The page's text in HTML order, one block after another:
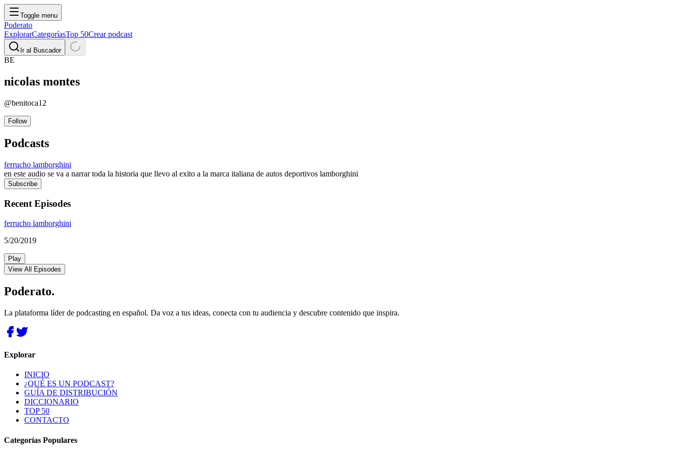
Toggle menu
Poderato
ExplorarCategoríasTop 50Crear podcast
Ir al Buscador
BE
nicolas montes
@benitoca12
Follow
Podcasts
ferrucho lamborghini
en este audio se va a narrar toda la historia que llevo al exito a la marca italiana de autos deportivos lamborghini
Subscribe
Recent Episodes
ferrucho lamborghini
5/20/2019
Play
View All Episodes
Poderato.
La plataforma líder de podcasting en español. Da voz a tus ideas, conecta con tu audiencia y descubre contenido que inspira.
Explorar
INICIO
¿QUÉ ES UN PODCAST?
GUÍA DE DISTRIBUCIÓN
DICCIONARIO
TOP 50
CONTACTO
Categorías Populares